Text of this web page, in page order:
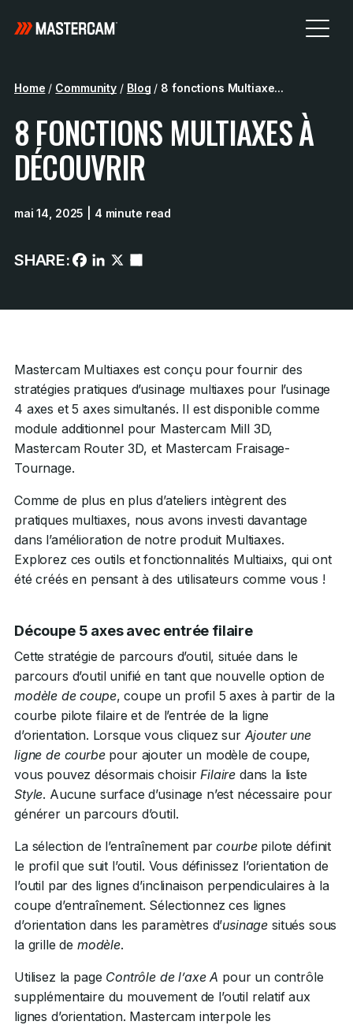
Home / Community / Blog / 8 fonctions Multiaxe...
8 FONCTIONS MULTIAXES À
DÉCOUVRIR
mai 14, 2025 | 4 minute read
SHARE:
Mastercam Multiaxes est conçu pour fournir des
stratégies pratiques d’usinage multiaxes pour l’usinage
4 axes et 5 axes simultanés. Il est disponible comme
module additionnel pour Mastercam Mill 3D,
Mastercam Router 3D, et Mastercam Fraisage-
Tournage.
Comme de plus en plus d’ateliers intègrent des
pratiques multiaxes, nous avons investi davantage
dans l’amélioration de notre produit Multiaxes.
Explorez ces outils et fonctionnalités Multiaixs, qui ont
été créés en pensant à des utilisateurs comme vous !
Découpe 5 axes avec entrée filaire
Cette stratégie de parcours d’outil, située dans le
parcours d’outil unifié en tant que nouvelle option de
modèle de coupe, coupe un profil 5 axes à partir de la
courbe pilote filaire et de l’entrée de la ligne
d’orientation. Lorsque vous cliquez surAjouter une
ligne de courbepour ajouter un modèle de coupe,
vous pouvez désormais choisirFilaire dans la liste
Style. Aucune surface d’usinage n’est nécessaire pour
générer un parcours d’outil.
La sélection de l’entraînement parcourbepilote définit
le profil que suit l’outil. Vous définissez l’orientation de
l’outil par des lignes d’inclinaison perpendiculaires à la
coupe d’entraînement. Sélectionnez ces lignes
d’orientation dans les paramètres d’usinage situés sous
la grille de modèle.
Utilisez la page Contrôle de l’axe A pour un contrôle
supplémentaire du mouvement de l’outil relatif aux
lignes d’orientation. Mastercam interpole les